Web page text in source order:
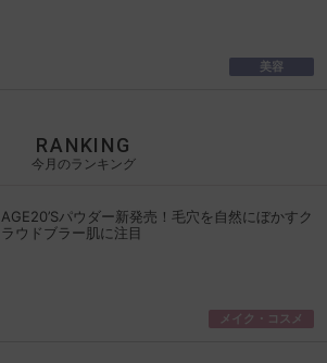
美容
RANKING
今月のランキング
AGE20’Sパウダー新発売！毛穴を自然にぼかすク
ラウドブラー肌に注目
メイク・コスメ